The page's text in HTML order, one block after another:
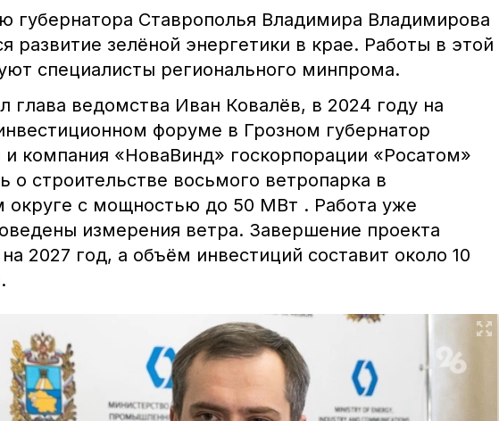
губернатора Ставрополья Владимира Владимирова
развитие зелёной энергетики в крае. Работы в этой
специалисты регионального минпрома.
глава ведомства Иван Ковалёв, в 2024 году на
форуме в Грозном губернатор
и компания «НоваВинд» госкорпорации «Росатом»
о строительстве восьмого ветропарка в
округе с мощностью до 50 МВт . Работа уже
измерения ветра. Завершение проекта
2027 год, а объём инвестиций составит около 10